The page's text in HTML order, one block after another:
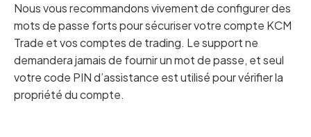
Nous vous recommandons vivement de configurer des
mots de passe forts pour sécuriser votre compte KCM
Trade et vos comptes de trading. Le support ne
demandera jamais de fournir un mot de passe, et seul
votre code PIN d’assistance est utilisé pour vérifier la
propriété du compte.